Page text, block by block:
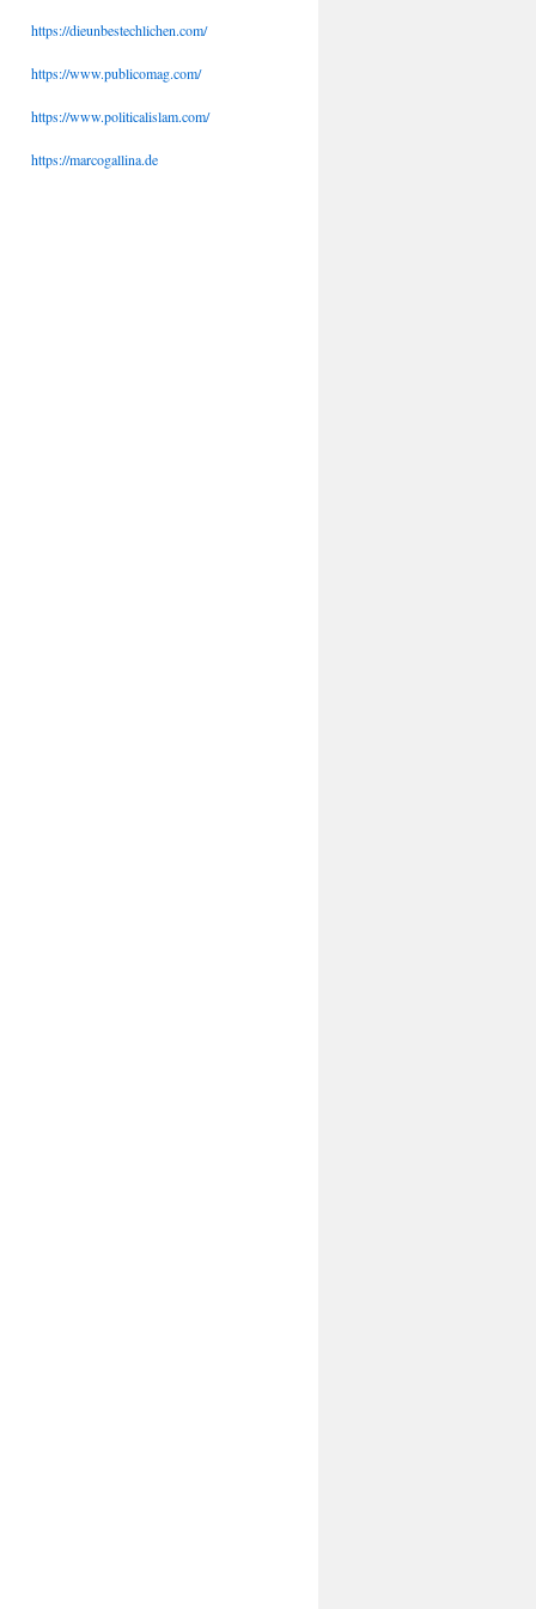
https://dieunbestechlichen.com/
https://www.publicomag.com/
https://www.politicalislam.com/
https://marcogallina.de